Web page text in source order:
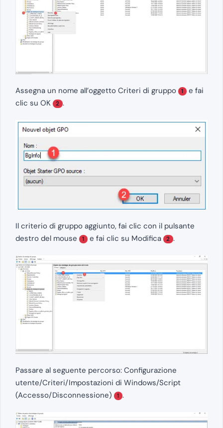
Assegna un nome all’oggetto Criteri di gruppo 1 e fai
clic su OK
2 .
Il criterio di gruppo aggiunto, fai clic con il pulsante
destro del mouse
1 e fai clic su Modifica 2 .
Passare al seguente percorso: Configurazione
utente/Criteri/Impostazioni di Windows/Script
(Accesso/Disconnessione)
1 .